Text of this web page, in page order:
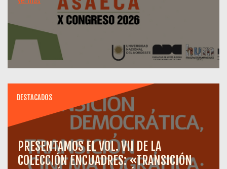
DESTACADOS
PRESENTAMOS EL VOL. VII DE LA
COLECCIÓN ENCUADRES: «TRANSICIÓN